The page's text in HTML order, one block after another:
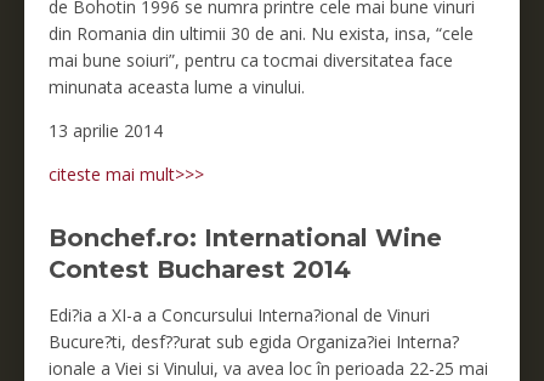
de Bohotin 1996 se numra printre cele mai bune vinuri
din Romania din ultimii 30 de ani. Nu exista, insa, “cele
mai bune soiuri”, pentru ca tocmai diversitatea face
minunata aceasta lume a vinului.
13 aprilie 2014
citeste mai mult>>>
Bonchef.ro: International Wine
Contest Bucharest 2014
Edi?ia a XI-a a Concursului Interna?ional de Vinuri
Bucure?ti, desf??urat sub egida Organiza?iei Interna?
ionale a Viei si Vinului, va avea loc în perioada 22-25 mai